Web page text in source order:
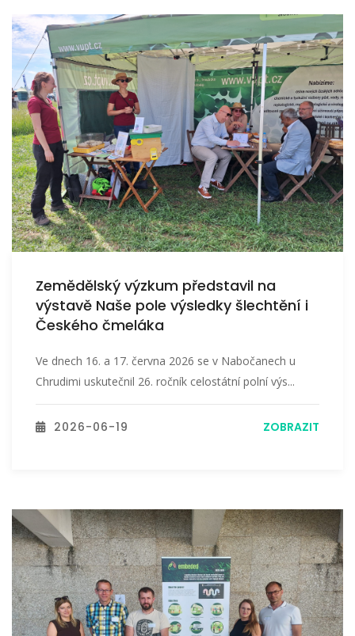
Zemědělský výzkum představil na
výstavě Naše pole výsledky šlechtění i
Českého čmeláka
Ve dnech 16. a 17. června 2026 se v Nabočanech u
Chrudimi uskutečnil 26. ročník celostátní polní výs...
2026-06-19 ZOBRAZIT